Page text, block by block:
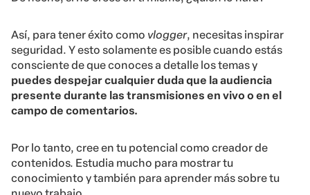
Así, para tener éxito como vlogger, necesitas inspirar
seguridad. Y esto solamente es posible cuando estás
consciente de que conoces a detalle los temas y
puedes despejar cualquier duda que la audiencia
presente durante las transmisiones en vivo o en el
campo de comentarios.
Por lo tanto, cree en tu potencial como creador de
contenidos. Estudia mucho para mostrar tu
conocimiento y también para aprender más sobre tu